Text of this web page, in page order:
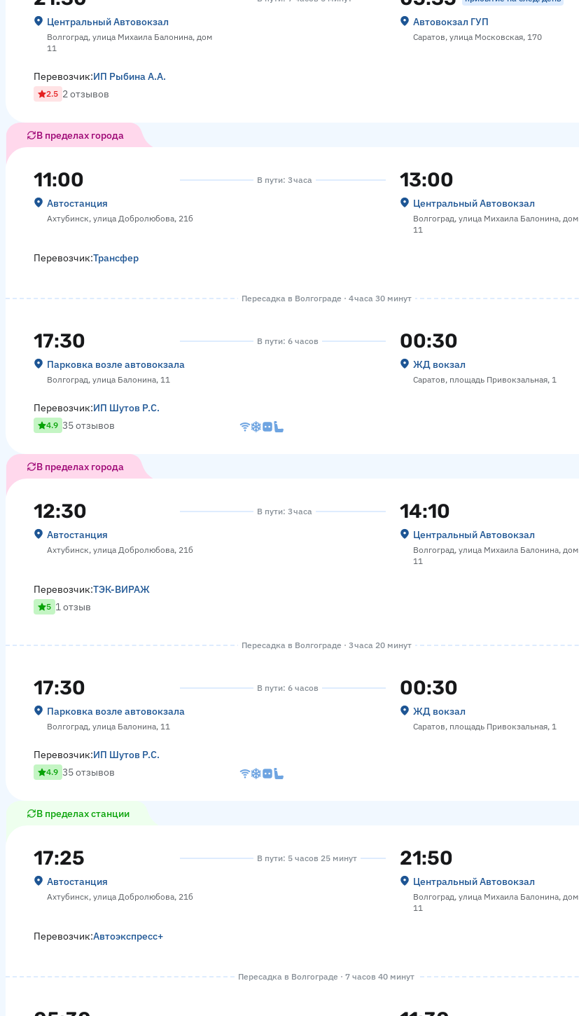
Центральный Автовокзал
Волгоград, улица Михаила Балонина, дом
11
Автовокзал ГУП
Саратов, улица Московская, 170
Перевозчик:ИП Рыбина А.А.
2.5 2 отзывов
В пределах города
11:00
Автостанция
Ахтубинск, улица Добролюбова, 21б
В пути: 3 часа 13:00
Центральный Автовокзал
Волгоград, улица Михаила Балонина, дом
11
Перевозчик:Трансфер
Пересадка в Волгограде · 4 часа 30 минут
17:30
Парковка возле автовокзала
Волгоград, улица Балонина, 11
В пути: 6 часов 00:30
ЖД вокзал
Саратов, площадь Привокзальная, 1
Перевозчик:ИП Шутов Р.С.
4.9 35 отзывов
В пределах города
12:30
Автостанция
Ахтубинск, улица Добролюбова, 21б
В пути: 3 часа 14:10
Центральный Автовокзал
Волгоград, улица Михаила Балонина, дом
11
Перевозчик:ТЭК-ВИРАЖ
5 1 отзыв
Пересадка в Волгограде · 3 часа 20 минут
17:30
Парковка возле автовокзала
Волгоград, улица Балонина, 11
В пути: 6 часов 00:30
ЖД вокзал
Саратов, площадь Привокзальная, 1
Перевозчик:ИП Шутов Р.С.
4.9 35 отзывов
В пределах станции
17:25
Автостанция
Ахтубинск, улица Добролюбова, 21б
В пути: 5 часов 25 минут 21:50
Центральный Автовокзал
Волгоград, улица Михаила Балонина, дом
11
Перевозчик:Автоэкспресс+
Пересадка в Волгограде · 7 часов 40 минут